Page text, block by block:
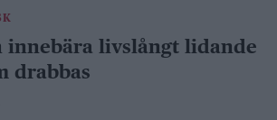
innebära livslångt lidande
drabbas